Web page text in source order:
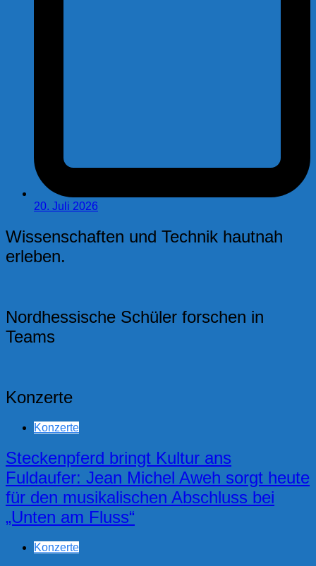
20. Juli 2026
Wissenschaften und Technik hautnah
erleben.
Nordhessische Schüler forschen in
Teams
Konzerte
Konzerte
Steckenpferd bringt Kultur ans
Fuldaufer: Jean Michel Aweh sorgt heute
für den musikalischen Abschluss bei
„Unten am Fluss“
Konzerte